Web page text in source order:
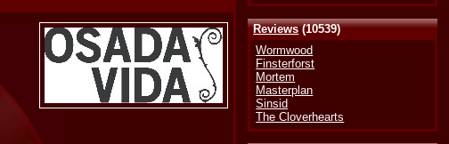
Reviews(10539)
Wormwood
Finsterforst
Mortem
Masterplan
Sinsid
The Cloverhearts